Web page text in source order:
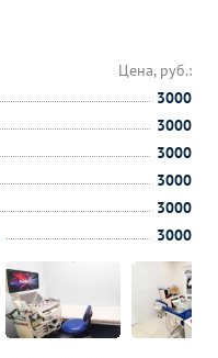
Цена, руб.:
3000
3000
3000
3000
3000
3000